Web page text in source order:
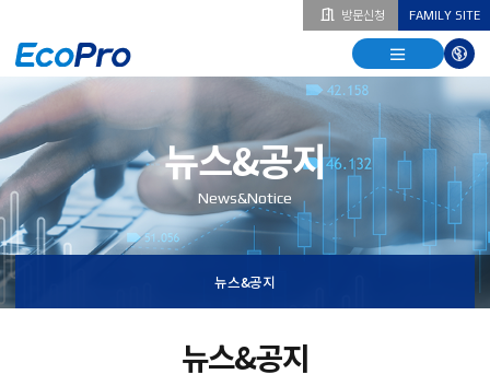
방문신청 FAMILY SITE
열기
열기
다국어
열기
뉴스&공지
News&Notice
뉴스&공지
뉴스&공지